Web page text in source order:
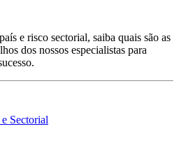
e risco sectorial, saiba quais são as
dos nossos especialistas para
Sectorial